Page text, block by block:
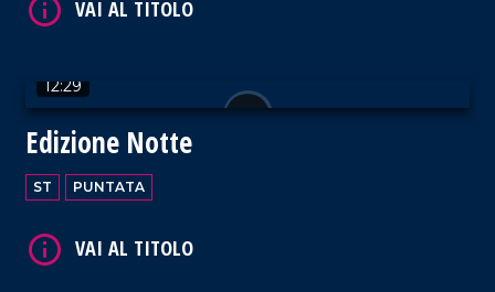
12:29
Edizione Notte
ST PUNTATA
VAI AL TITOLO